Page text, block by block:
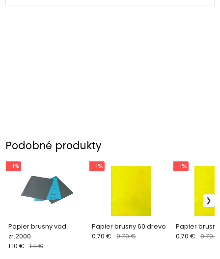
Podobné produkty
Papier brusny vod.
zr.2000
- 1%
1.10 € 1.11 €
Papier brusny 60 drevo
- 1%
0.70 € 0.70 €
Papier
- 1%
0.70 € 0.70 €